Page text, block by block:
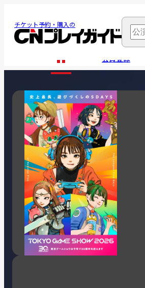
チケット予約・購入の
会員登録